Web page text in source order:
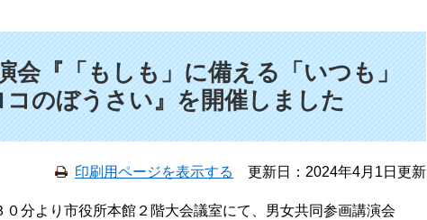
会『「もしも」に備える「いつも」
のぼうさい』を開催しました
印刷用ページを表示する 更新日：2024年4月1日更新
分より市役所本館２階大会議室にて、男女共同参画講演会